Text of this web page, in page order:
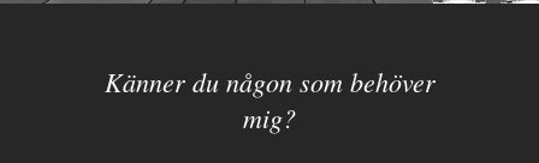
Känner du någon som behöver
mig?